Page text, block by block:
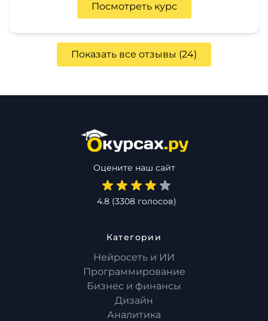
Посмотреть курс
Показать все отзывы (24)
Оцените наш сайт
4.8(3308голосов)
Категории
Нейросеть и ИИ
Программирование
Бизнес и финансы
Дизайн
Аналитика